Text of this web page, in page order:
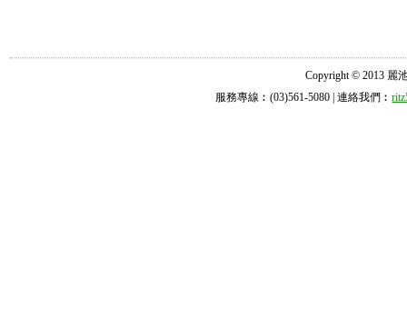
Copyright © 2013 麗
服務專線︰(03)561-5080 | 連絡我們︰